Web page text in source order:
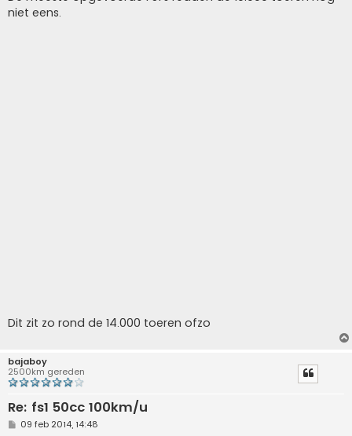
niet eens.
Dit zit zo rond de 14.000 toeren ofzo
bajaboy
2500km gereden
Re: fs1 50cc 100km/u
B09 feb 2014, 14:48